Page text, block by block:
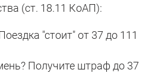
(ст. 18.11 КоАП):
"стоит" от 37 до 111
Получите штраф до 37